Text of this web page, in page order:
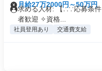
月給27万2000円～50万円
求める人材: 【∴∵応募条
者歓迎 ✧資格...
社員登用あり 交通費支給